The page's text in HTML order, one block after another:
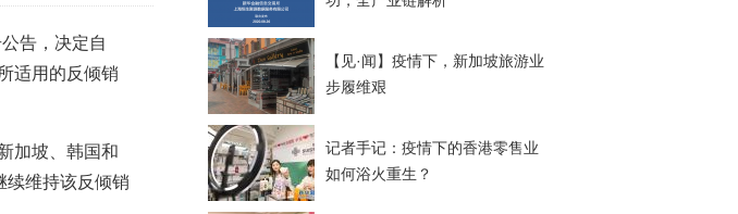
面及股市双轮冲击 债市回调十年期债表现最弱
期货连续两日涨逾3% 沪银及两粕涨势喜人
聚源：北斗收官之星发射成功，全产业链解析
告，决定自
适用的反倾销
加坡、韩国和
续维持该反倾销
【见·闻】疫情下，新加坡旅游业
步履维艰
记者手记：疫情下的香港零售业
如何浴火重生？